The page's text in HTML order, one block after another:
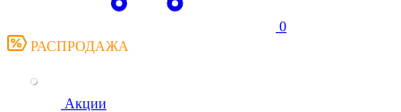
0
РАСПРОДАЖА
Акции